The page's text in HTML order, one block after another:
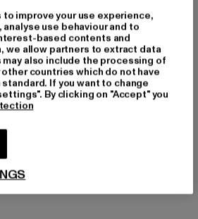
GmbH |
7 | 64372 Ober-Ramstadt |
improve your use experience,
use behaviour and to
based contents and
we allow partners to extract data
also include the processing of
countries which do not have
If you want to change
By clicking on "Accept" you